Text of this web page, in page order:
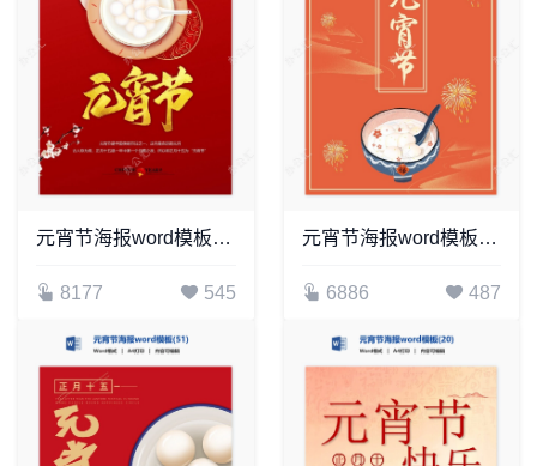
元宵节海报word模板(12)
8177 545
元宵节海报word模板(24)
6886 487